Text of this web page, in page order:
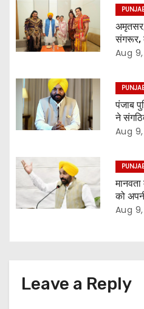
संगरूर,
अलग
Aug
पंजाब
ने
Aug
को
दिन की
Aug
Leave a Reply